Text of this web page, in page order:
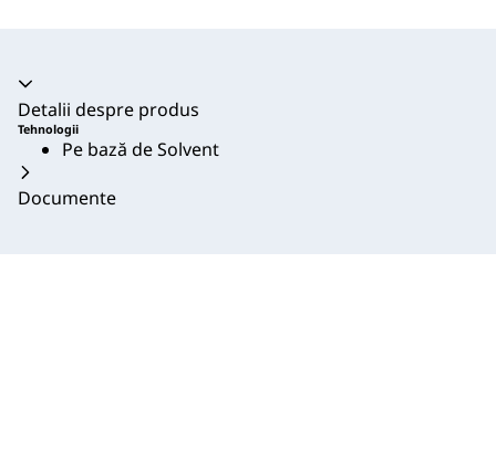
Acordeon prăbușit
Detalii despre produs
Tehnologii
Pe bază de Solvent
Documente